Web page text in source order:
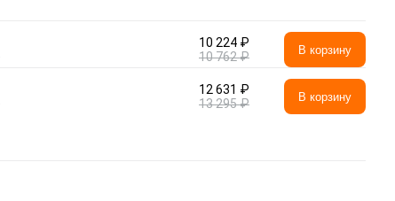
10 224 ₽
10 762 ₽
В корзину
12 631 ₽
13 295 ₽
В корзину